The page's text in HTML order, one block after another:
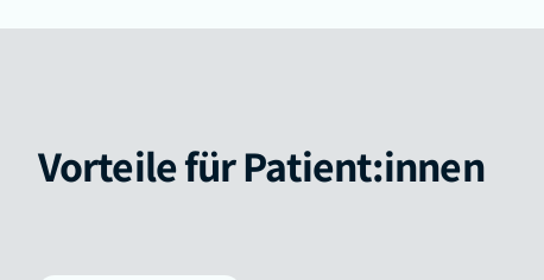
Vorteile für Patient:innen